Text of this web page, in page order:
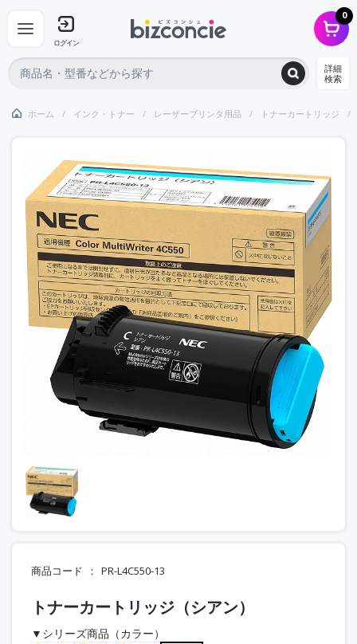
ログイン
0
詳細
検索
ホーム インク・トナー レーザープリンタ用品 トナーカートリッジ
商品コード PR-L4C550-13
トナーカートリッジ（シアン）
▼シリーズ商品（カラー）